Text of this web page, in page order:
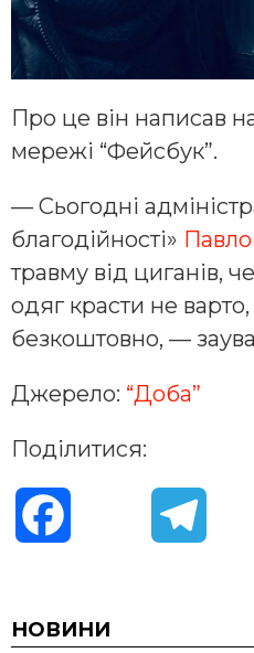
Про це він написав
мережі “Фейсбук”.
— Сьогодні
благодійності»
травму від циганів,
одяг красти не
безкоштовно, —
Джерело: “Доба”
Поділитися:
c
НОВИНИ